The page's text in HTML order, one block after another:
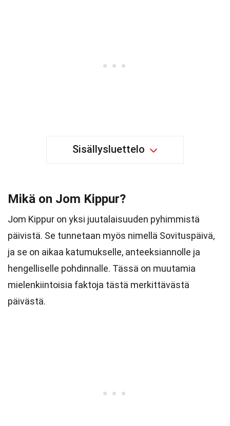
Sisällysluettelo
Mikä on Jom Kippur?
Jom Kippur on yksi juutalaisuuden pyhimmistä
päivistä. Se tunnetaan myös nimellä Sovituspäivä,
ja se on aikaa katumukselle, anteeksiannolle ja
hengelliselle pohdinnalle. Tässä on muutamia
mielenkiintoisia faktoja tästä merkittävästä
päivästä.